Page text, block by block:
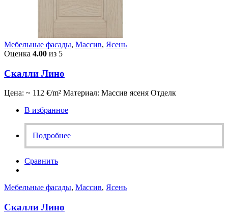
Мебельные фасады, Массив, Ясень
Оценка 4.00 из 5
Скалли Лино
Цена: ~ 112 €/m² Материал: Массив ясеня Отделк
В избранное
Подробнее
Сравнить
Мебельные фасады, Массив, Ясень
Скалли Лино